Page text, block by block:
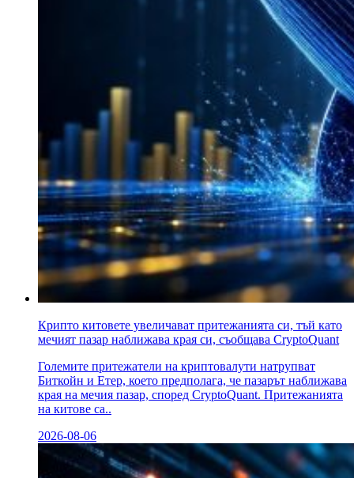
Крипто китовете увеличават притежанията си, тъй като
мечият пазар наближава края си, съобщава CryptoQuant
Големите притежатели на криптовалути натрупват
Биткойн и Етер, което предполага, че пазарът наближава
края на мечия пазар, според CryptoQuant. Притежанията
на китове са..
2026-08-06